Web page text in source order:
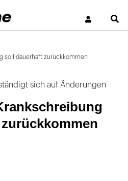
soll dauerhaft zurückkommen
sich auf Änderungen